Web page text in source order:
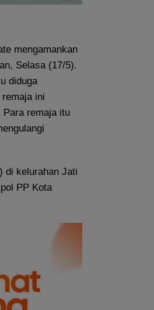
mengamankan
Selasa (17/5).
diduga
ini
Para remaja itu
di kelurahan Jati
PP Kota